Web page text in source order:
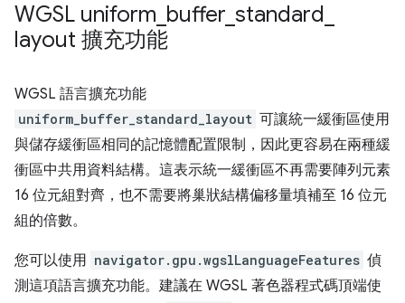
WGSL uniform buffer standard
layout 擴充功能
WGSL 語言擴充功能
uniform_buffer_standard_layout 可讓統一緩衝區使用
與儲存緩衝區相同的記憶體配置限制，因此更容易在兩種緩
衝區中共用資料結構。這表示統一緩衝區不再需要陣列元素
16 位元組對齊，也不需要將巢狀結構偏移量填補至 16 位元
組的倍數。
您可以使用 navigator.gpu.wgslLanguageFeatures 偵
測這項語言擴充功能。建議在 WGSL 著色器程式碼頂端使